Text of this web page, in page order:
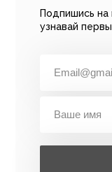
Подпишись на
узнавай